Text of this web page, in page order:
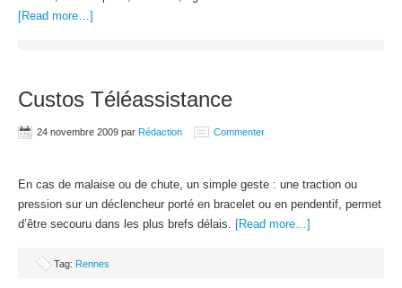
[Read more…]
Custos Téléassistance
24 novembre 2009 par Rédaction Commenter
En cas de malaise ou de chute, un simple geste : une traction ou
pression sur un déclencheur porté en bracelet ou en pendentif, permet
d’être secouru dans les plus brefs délais.
[Read more…]
Tag: Rennes